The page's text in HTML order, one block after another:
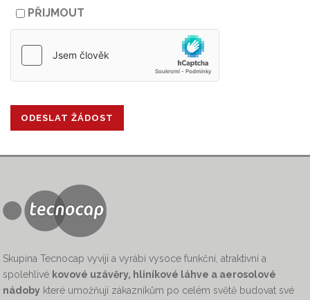
PŘIJMOUT
Skupina Tecnocap vyvíjí a vyrábí vysoce funkční, atraktivní a
spolehlivé kovové uzávěry, hliníkové láhve a aerosolové
nádoby které umožňují zákazníkům po celém světě budovat své